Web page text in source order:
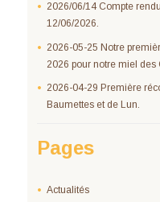
2026/06/14 Compte
12/06/2026.
2026-05-25 Notre
2026 pour notre miel des
2026-04-29 Première
Baumettes et de Lun.
Pages
Actualités